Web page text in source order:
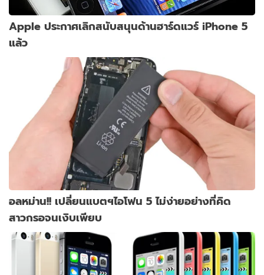
Apple ประกาศเลิกสนับสนุนด้านฮาร์ดแวร์ iPhone 5
แล้ว
อลหม่าน!! เปลี่ยนแบตฯไอโฟน 5 ไม่ง่ายอย่างที่คิด
สาวกรอจนเงิบเพียบ